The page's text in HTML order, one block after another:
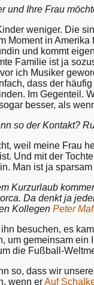
und Ihre Frau
weniger. Die
Moment in
und kommt
Familie ist ja
ich Musiker
dass der
Im Gegenteil.
besser, als
so der Kontakt?
weil meine Frau
Und mit der
Man ist ja sparsam
Kurzurlaub
Da denkt ja
Kollegen Peter
ihn besuchen, es
um gemeinsam ein
die Fußball-
so, dass wir
wenn erAuf